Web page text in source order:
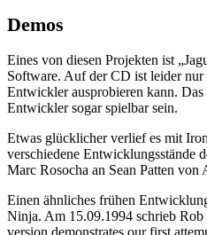
Demos
Eines von diesen Projekten ist
Software. Auf der CD ist leider nur
Entwickler ausprobieren kann.
Entwickler sogar spielbar sein.
Etwas glücklicher verlief es mit
verschiedene Entwicklungsstände
Marc Rosocha an Sean Patten von
Einen ähnliches frühen
Ninja. Am 15.09.1994 schrieb